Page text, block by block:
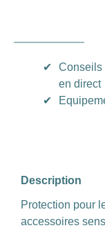
✔
Conseils
en direct
✔
Description
Protection pour
accessoires